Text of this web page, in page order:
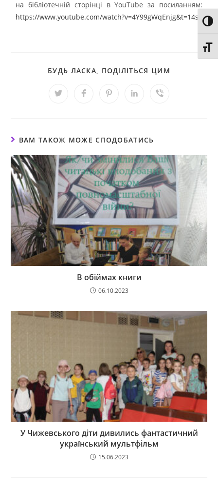
на бібліотечній сторінці в YouTube за посиланням:
https://www.youtube.com/watch?v=4Y99gWqEnjg&t=14s
БУДЬ ЛАСКА, ПОДІЛІТЬСЯ ЦИМ
ВАМ ТАКОЖ МОЖЕ СПОДОБАТИСЬ
В обіймах книги
06.10.2023
У Чижевського діти дивились фантастичний
український мультфільм
15.06.2023